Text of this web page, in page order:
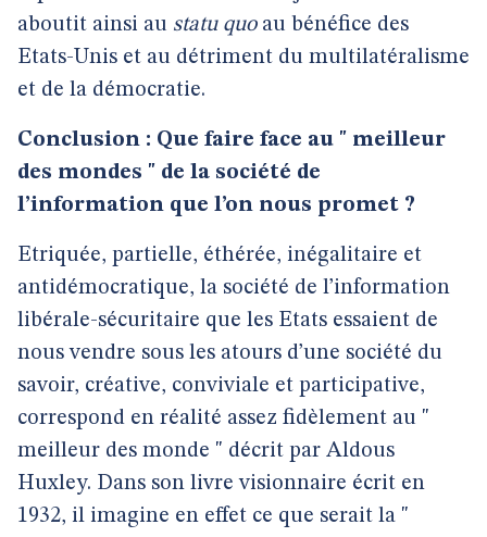
aboutit ainsi au statu quoau bénéfice des
Etats-Unis et au détriment du multilatéralisme
et de la démocratie.
Conclusion : Que faire face au " meilleur
des mondes " de la société de
l’information que l’on nous promet ?
Etriquée, partielle, éthérée, inégalitaire et
antidémocratique, la société de l’information
libérale-sécuritaire que les Etats essaient de
nous vendre sous les atours d’une société du
savoir, créative, conviviale et participative,
correspond en réalité assez fidèlement au "
meilleur des monde " décrit par Aldous
Huxley. Dans son livre visionnaire écrit en
1932, il imagine en effet ce que serait la "